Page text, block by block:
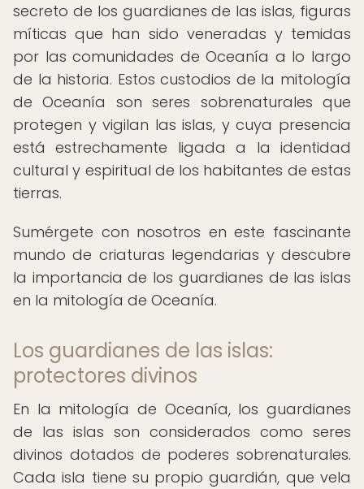
secreto de los guardianes de las islas, figuras
míticas que han sido veneradas y temidas
por las comunidades de Oceanía a lo largo
de la historia. Estos custodios de la mitología
de Oceanía son seres sobrenaturales que
protegen y vigilan las islas, y cuya presencia
está estrechamente ligada a la identidad
cultural y espiritual de los habitantes de estas
tierras.
Sumérgete con nosotros en este fascinante
mundo de criaturas legendarias y descubre
la importancia de los guardianes de las islas
en la mitología de Oceanía.
Los guardianes de las islas:
protectores divinos
En la mitología de Oceanía, los guardianes
de las islas son considerados como seres
divinos dotados de poderes sobrenaturales.
Cada isla tiene su propio guardián, que vela